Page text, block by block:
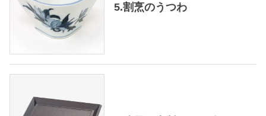
5.割烹のうつわ